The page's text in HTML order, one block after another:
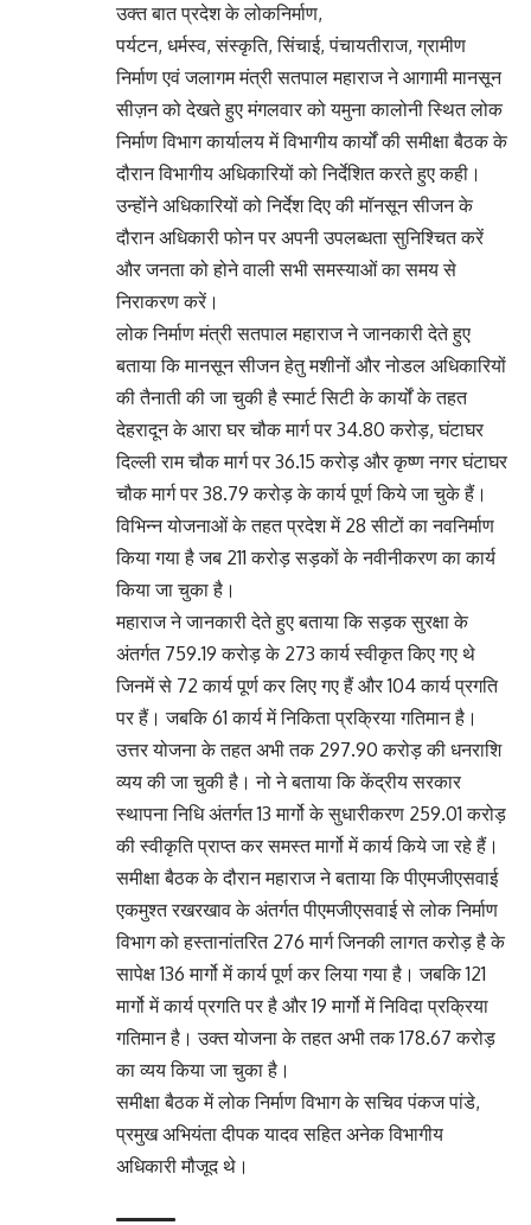
उक्त बात प्रदेश के लोकनिर्माण,
पर्यटन, धर्मस्व, संस्कृति, सिंचाई, पंचायतीराज, ग्रामीण
निर्माण एवं जलागम मंत्री सतपाल महाराज ने आगामी मानसून
सीज़न को देखते हुए मंगलवार को यमुना कालोनी स्थित लोक
निर्माण विभाग कार्यालय में विभागीय कार्यों की समीक्षा बैठक के
दौरान विभागीय अधिकारियों को निर्देशित करते हुए कही।
उन्होंने अधिकारियों को निर्देश दिए की मॉनसून सीजन के
दौरान अधिकारी फोन पर अपनी उपलब्धता सुनिश्चित करें
और जनता को होने वाली सभी समस्याओं का समय से
निराकरण करें।
लोक निर्माण मंत्री सतपाल महाराज ने जानकारी देते हुए
बताया कि मानसून सीजन हेतु मशीनों और नोडल अधिकारियों
की तैनाती की जा चुकी है स्मार्ट सिटी के कार्यों के तहत
देहरादून के आरा घर चौक मार्ग पर 34.80 करोड़, घंटाघर
दिल्ली राम चौक मार्ग पर 36.15 करोड़ और कृष्ण नगर घंटाघर
चौक मार्ग पर 38.79 करोड़ के कार्य पूर्ण किये जा चुके हैं।
विभिन्न योजनाओं के तहत प्रदेश में 28 सीटों का नवनिर्माण
किया गया है जब 211 करोड़ सड़कों के नवीनीकरण का कार्य
किया जा चुका है।
महाराज ने जानकारी देते हुए बताया कि सड़क सुरक्षा के
अंतर्गत 759.19 करोड़ के 273 कार्य स्वीकृत किए गए थे
जिनमें से 72 कार्य पूर्ण कर लिए गए हैं और 104 कार्य प्रगति
पर हैं। जबकि 61 कार्य में निकिता प्रक्रिया गतिमान है।
उत्तर योजना के तहत अभी तक 297.90 करोड़ की धनराशि
व्यय की जा चुकी है। नो ने बताया कि केंद्रीय सरकार
स्थापना निधि अंतर्गत 13 मार्गो के सुधारीकरण 259.01 करोड़
की स्वीकृति प्राप्त कर समस्त मार्गो में कार्य किये जा रहे हैं।
समीक्षा बैठक के दौरान महाराज ने बताया कि पीएमजीएसवाई
एकमुश्त रखरखाव के अंतर्गत पीएमजीएसवाई से लोक निर्माण
विभाग को हस्तानांतरित 276 मार्ग जिनकी लागत करोड़ है के
सापेक्ष 136 मार्गो में कार्य पूर्ण कर लिया गया है। जबकि 121
मार्गो में कार्य प्रगति पर है और 19 मार्गो में निविदा प्रक्रिया
गतिमान है। उक्त योजना के तहत अभी तक 178.67 करोड़
का व्यय किया जा चुका है।
समीक्षा बैठक में लोक निर्माण विभाग के सचिव पंकज पांडे,
प्रमुख अभियंता दीपक यादव सहित अनेक विभागीय
अधिकारी मौजूद थे।